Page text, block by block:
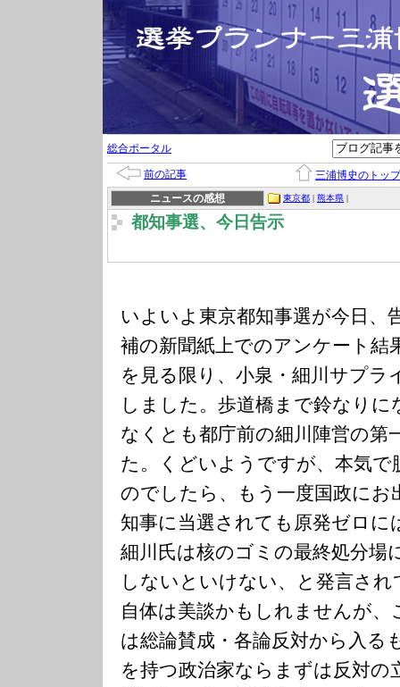
総合ポータル
前の記事
三浦博史のトップ
ニュースの感想
東京都 | 熊本県 |
都知事選、今日告示
いよいよ東京都知事選が今日、
補の新聞紙上でのアンケート結
を見る限り、小泉・細川サプラ
しました。歩道橋まで鈴なり
なくとも都庁前の細川陣営の第
た。くどいようですが、本気
のでしたら、もう一度国政にお
知事に当選されても原発ゼロ
細川氏は核のゴミの最終処分場
しないといけない、と発言さ
自体は美談かもしれませんが
は総論賛成・各論反対から入る
を持つ政治家ならまずは反対の